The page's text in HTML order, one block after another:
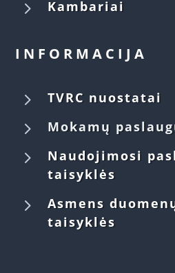
5 Kambariai
INFORMACIJA
5 TVRC nuostatai
5 Mokamų
5
Naudojimosi
taisyklės
5
Asmens
taisyklės